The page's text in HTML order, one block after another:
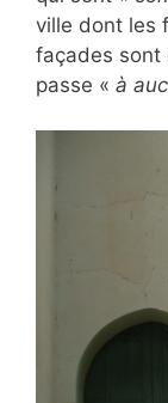
ville dont les
façades sont
passe « à